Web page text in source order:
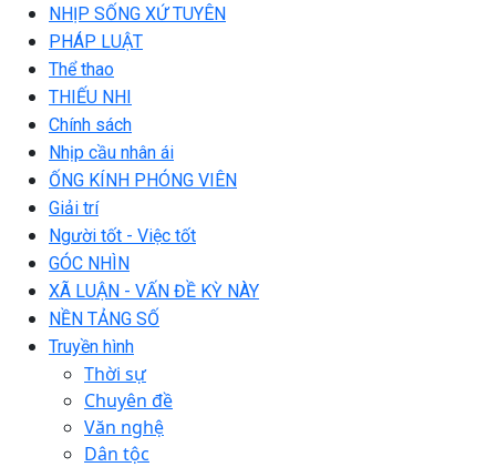
NHỊP SỐNG XỨ TUYÊN
PHÁP LUẬT
Thể thao
THIẾU NHI
Chính sách
Nhịp cầu nhân ái
ỐNG KÍNH PHÓNG VIÊN
Giải trí
Người tốt - Việc tốt
GÓC NHÌN
XÃ LUẬN - VẤN ĐỀ KỲ NÀY
NỀN TẢNG SỐ
Truyền hình
Thời sự
Chuyên đề
Văn nghệ
Dân tộc